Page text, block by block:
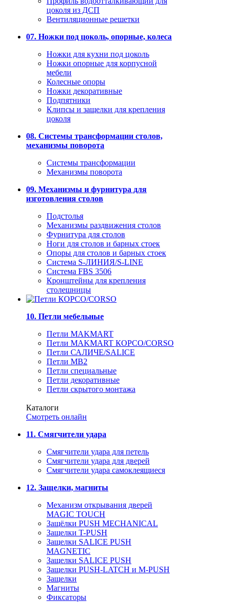
цоколя из ДСП
Вентиляционные решетки
07. Ножки под цоколь, опорные, колеса
Ножки для кухни под цоколь
Ножки опорные для корпусной
мебели
Колесные опоры
Ножки декоративные
Подпятники
Клипсы и защелки для крепления
цоколя
08. Системы трансформации столов,
механизмы поворота
Системы трансформации
Механизмы поворота
09. Механизмы и фурнитура для
изготовления столов
Подстолья
Механизмы раздвижения столов
Фурнитура для столов
Ноги для столов и барных стоек
Опоры для столов и барных стоек
Система S-ЛИНИЯ/S-LINE
Система FBS 3506
Кронштейны для крепления
столешницы
10. Петли мебельные
Петли MAKMART
Петли MAKMART КОРСО/CORSO
Петли САЛИЧЕ/SALICE
Петли MB2
Петли специальные
Петли декоративные
Петли скрытого монтажа
Каталоги
Смотреть онлайн
11. Смягчители удара
Смягчители удара для петель
Смягчители удара для дверей
Cмягчители удара самоклеящиеся
12. Защелки, магниты
Механизм открывания дверей
MAGIC TOUCH
Защёлки PUSH MECHANICAL
Защелки T-PUSH
Защелки SALICE PUSH
MAGNETIC
Защелки SALICE PUSH
Защелки PUSH-LATCH и M-PUSH
Защелки
Магниты
Фиксаторы